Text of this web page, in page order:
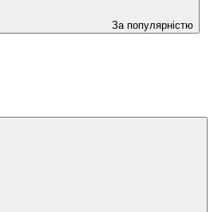
За популярністю